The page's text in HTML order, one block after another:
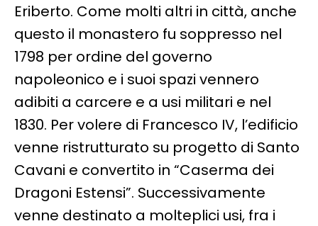
Eriberto. Come molti altri in città, anche
questo il monastero fu soppresso nel
1798 per ordine del governo
napoleonico e i suoi spazi vennero
adibiti a carcere e a usi militari e nel
1830. Per volere di Francesco IV, l’edificio
venne ristrutturato su progetto di Santo
Cavani e convertito in “Caserma dei
Dragoni Estensi”. Successivamente
venne destinato a molteplici usi, fra i